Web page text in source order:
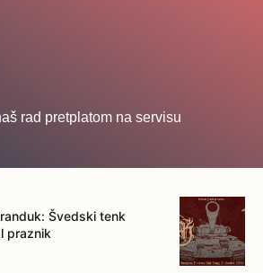
rad pretplatom na servisu
Švedski tenk
praznik